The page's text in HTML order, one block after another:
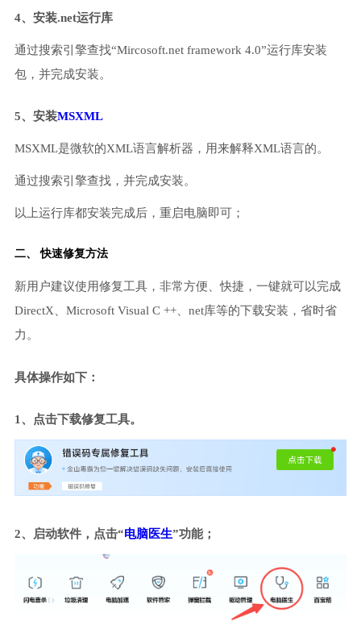
4、安装.net运行库
通过搜索引擎查找“Mircosoft.net framework 4.0”运行库安装
包，并完成安装。
5、安装MSXML
MSXML是微软的XML语言解析器，用来解释XML语言的。
通过搜索引擎查找，并完成安装。
以上运行库都安装完成后，重启电脑即可；
二、 快速修复方法
新用户建议使用修复工具，非常方便、快捷，一键就可以完成
DirectX、Microsoft Visual C ++、net库等的下载安装，省时省
力。
具体操作如下：
1、点击下载修复工具。
2、启动软件，点击“电脑医生”功能；